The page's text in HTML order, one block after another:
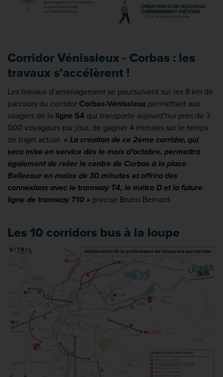
Corridor Vénissieux - Corbas : les
travaux s'accélèrent !
Les travaux d’aménagement se poursuivent sur les 8 km de
parcours du corridor Corbas-Vénissieux permettant aux
usagers de la ligne 54 qui transporte aujourd’hui près de 3
000 voyageurs par jour, de gagner 4 minutes sur le temps
de trajet actuel. « La création de ce 2ème corridor, qui
sera mise en service dès le mois d’octobre, permettra
également de relier le centre de Corbas à la place
Bellecour en moins de 30 minutes et offrira des
connexions avec le tramway T4, le métro D et la future
ligne de tramway T10 » précise Bruno Bernard.
Les 10 corridors bus à la loupe